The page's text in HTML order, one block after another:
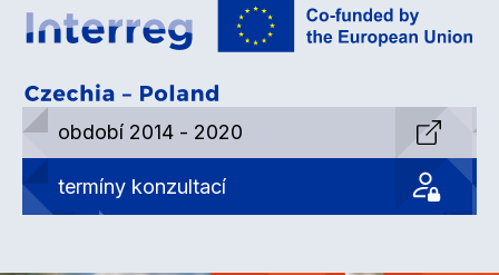
období 2014 - 2020
termíny konzultací